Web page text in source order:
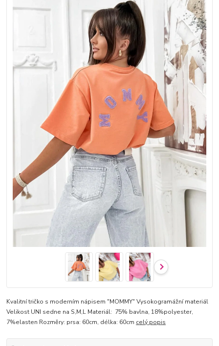
Kvalitní tričko s moderním nápisem "MOMMY" Vysokogramážní materiál
Velikost UNI sedne na S,M,L Materiál: 75% bavlna, 18%polyester,
7%elasten Rozměry: prsa: 60cm, délka: 60cm celý popis